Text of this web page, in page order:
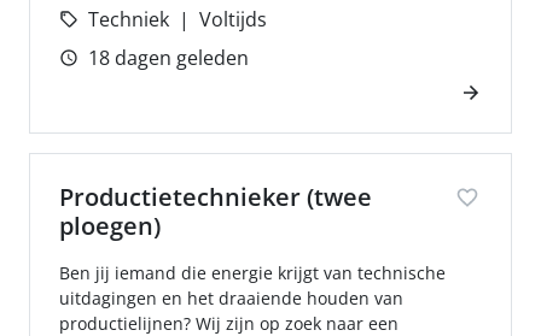
Techniek
Voltijds
18 dagen geleden
Productietechnieker (twee
ploegen)
Ben jij iemand die energie krijgt van technische
uitdagingen en het draaiende houden van
productielijnen? Wij zijn op zoek naar een